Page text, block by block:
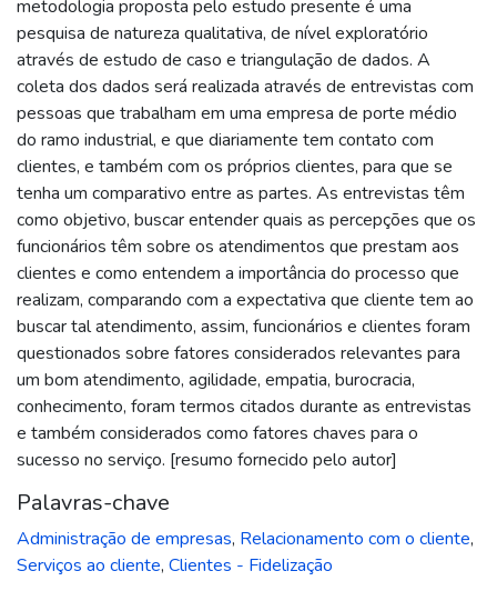
metodologia proposta pelo estudo presente é uma
pesquisa de natureza qualitativa, de nível exploratório
através de estudo de caso e triangulação de dados. A
coleta dos dados será realizada através de entrevistas com
pessoas que trabalham em uma empresa de porte médio
do ramo industrial, e que diariamente tem contato com
clientes, e também com os próprios clientes, para que se
tenha um comparativo entre as partes. As entrevistas têm
como objetivo, buscar entender quais as percepções que os
funcionários têm sobre os atendimentos que prestam aos
clientes e como entendem a importância do processo que
realizam, comparando com a expectativa que cliente tem ao
buscar tal atendimento, assim, funcionários e clientes foram
questionados sobre fatores considerados relevantes para
um bom atendimento, agilidade, empatia, burocracia,
conhecimento, foram termos citados durante as entrevistas
e também considerados como fatores chaves para o
sucesso no serviço. [resumo fornecido pelo autor]
Palavras-chave
Administração de empresas, Relacionamento com o cliente,
Serviços ao cliente, Clientes - Fidelização